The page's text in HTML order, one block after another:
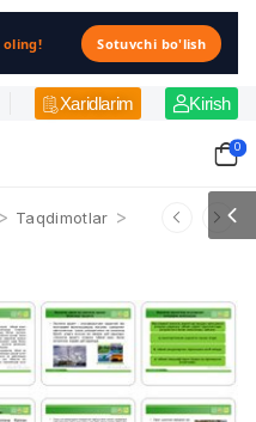
oling! Sotuvchi bo'lish
Xaridlarim Kirish
0
> Taqdimotlar >